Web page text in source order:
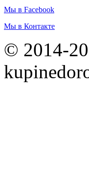
Мы в Facebook
Мы в Контакте
© 2014-